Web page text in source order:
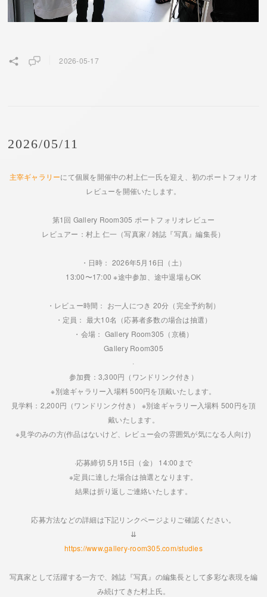
2026-05-17
2026/05/11
主宰ギャラリーにて個展を開催中の村上仁一氏を迎え、初のポートフォリオ
レビューを開催いたします。
第1回 Gallery Room305 ポートフォリオレビュー
レビュアー：村上 仁一（写真家 / 雑誌『写真』編集長）
・日時： 2026年5月16日（土）
13:00〜17:00 ※途中参加、途中退場もOK
・レビュー時間： お一人につき 20分（完全予約制）
・定員： 最大10名（応募者多数の場合は抽選）
・会場： Gallery Room305（京橋）
Gallery Room305
·
参加費：3,300円（ワンドリンク付き）
※別途ギャラリー入場料 500円を頂戴いたします。
見学料：2,200円（ワンドリンク付き） ※別途ギャラリー入場料 500円を頂
戴いたします。
※見学のみの方(作品はないけど、レビュー会の雰囲気が気になる人向け)
·応募締切 5月15日（金） 14:00まで
※定員に達した場合は抽選となります。
結果は折り返しご連絡いたします。
応募方法などの詳細は下記リンクページよりご確認ください。
⇊
https://www.gallery-room305.com/studies
写真家として活躍する一方で、雑誌『写真』の編集長として多彩な表現を編
み続けてきた村上氏。